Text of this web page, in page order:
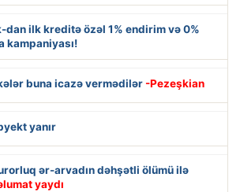
dan ilk kreditə özəl 1% endirim və 0%
kampaniyası!
buna icazə vermədilər -Pezeşkian
yanır
ər-arvadın dəhşətli ölümü ilə
yaydı